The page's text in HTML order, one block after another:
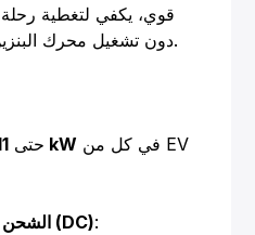
قوي، يكفي لتغطية
دون تشغيل محرك البنزين إذا قمت بالشحن يوميًا.
: حتى 11 kW
الشحن السريع بالتيار المستمر (DC):